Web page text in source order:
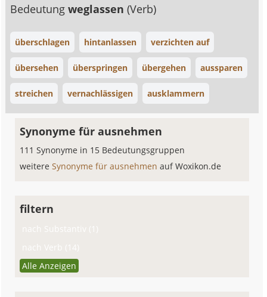
Bedeutungweglassen(Verb)
überschlagen hintanlassen verzichten auf
übersehen überspringen übergehen aussparen
streichen vernachlässigen ausklammern
Synonyme für ausnehmen
111 Synonyme in 15 Bedeutungsgruppen
weitereSynonyme für ausnehmenauf Woxikon.de
filtern
nach Substantiv (1)
nach Verb (14)
Alle Anzeigen